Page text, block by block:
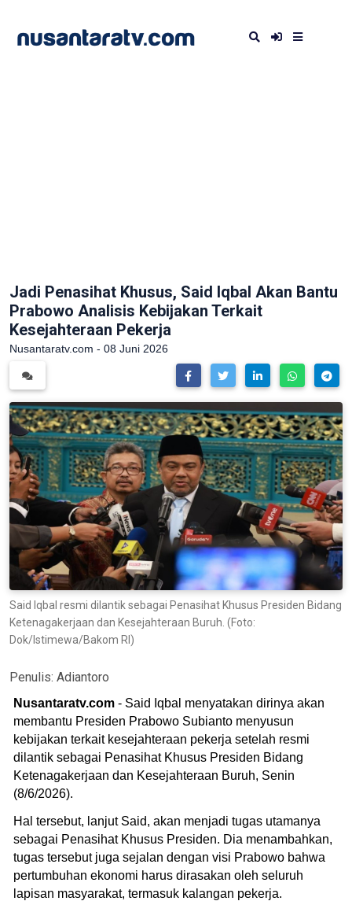
Jadi Penasihat Khusus, Said Iqbal Akan Bantu
Prabowo Analisis Kebijakan Terkait
Kesejahteraan Pekerja
Nusantaratv.com - 08 Juni 2026
Said Iqbal resmi dilantik sebagai Penasihat Khusus Presiden Bidang
Ketenagakerjaan dan Kesejahteraan Buruh. (Foto:
Dok/Istimewa/Bakom RI)
Penulis: Adiantoro
Nusantaratv.com - Said Iqbal menyatakan dirinya akan
membantu Presiden Prabowo Subianto menyusun
kebijakan terkait kesejahteraan pekerja setelah resmi
dilantik sebagai Penasihat Khusus Presiden Bidang
Ketenagakerjaan dan Kesejahteraan Buruh, Senin
(8/6/2026).
Hal tersebut, lanjut Said, akan menjadi tugas utamanya
sebagai Penasihat Khusus Presiden. Dia menambahkan,
tugas tersebut juga sejalan dengan visi Prabowo bahwa
pertumbuhan ekonomi harus dirasakan oleh seluruh
lapisan masyarakat, termasuk kalangan pekerja.